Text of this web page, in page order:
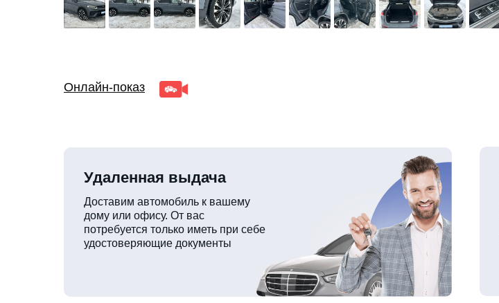
Онлайн-показ
Доставим автомобиль к вашему
дому или офису. От вас
потребуется только иметь при себе
удостоверяющие документы
Удаленная выдача